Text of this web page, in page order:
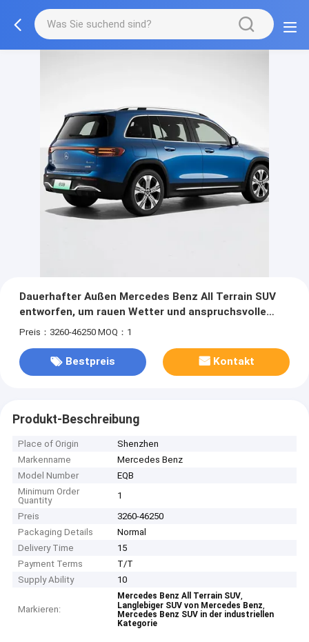
Dauerhafter Außen Mercedes Benz All Terrain SUV
entworfen, um rauen Wetter und anspruchsvolle
industrielle Umgebungen zu widerstehen
Preis：3260-46250 MOQ：1
Bestpreis Kontakt
Produkt-Beschreibung
Place of Origin
Shenzhen
Markenname
Mercedes Benz
Model Number
EQB
Minimum Order
Quantity
1
Preis
3260-46250
Packaging Details
Normal
Delivery Time
15
Payment Terms
T/T
Supply Ability
10
Markieren:
Mercedes Benz All Terrain SUV,
Langlebiger SUV von Mercedes Benz,
Mercedes Benz SUV in der industriellen
Kategorie